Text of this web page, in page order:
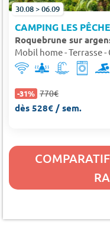
30.08 > 06.09
CAMPING LES
Roquebrune sur
Mobil home - Terrasse -
-31% 770€
dès 528€ / sem.